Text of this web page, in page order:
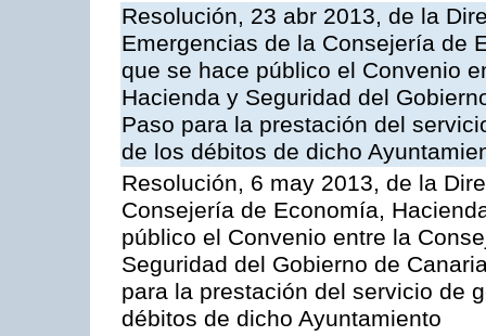
Resolución, 23 abr 2013, de la
Emergencias de la Consejería de
que se hace público el Convenio
Hacienda y Seguridad del
Paso para la prestación del
de los débitos de dicho
Resolución, 6 may 2013, de la
Consejería de Economía,
público el Convenio entre la
Seguridad del Gobierno de
para la prestación del servicio de
débitos de dicho Ayuntamiento